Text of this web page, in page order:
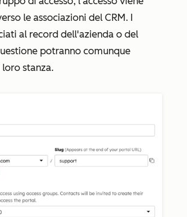
le associazioni del CRM. I
al record dell'azienda o del
potranno comunque
stanza.